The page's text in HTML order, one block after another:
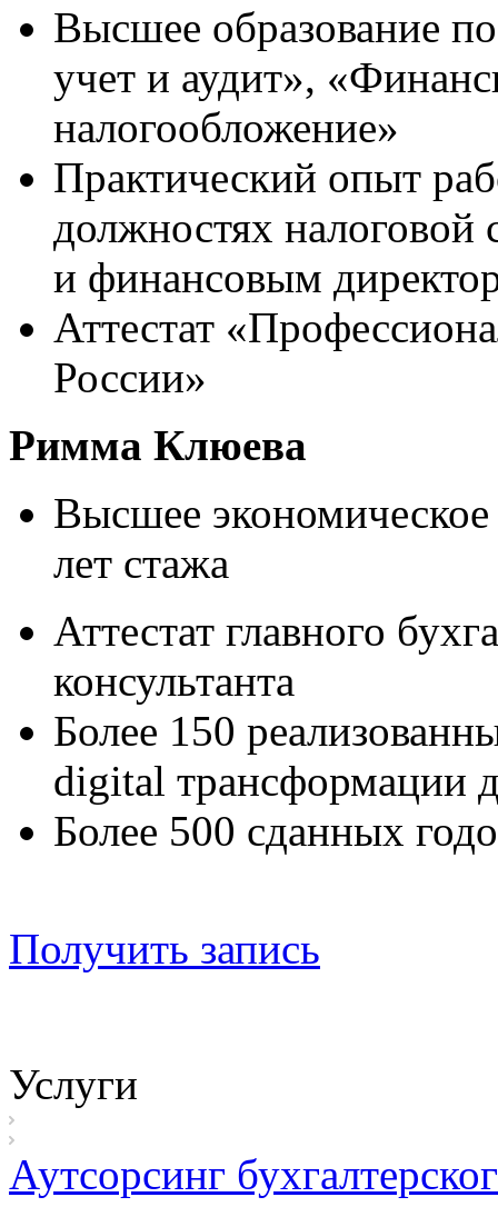
Высшее образование
учет и аудит»,
налогообложение»
Практический опыт
должностях
и финансовым
Аттестат
России»
Римма Клюева
Высшее экономическое
лет стажа
Аттестат главного
консультанта
Более 150
digital трансформации
Более 500 сданных
Получить запись
Услуги
Аутсорсинг